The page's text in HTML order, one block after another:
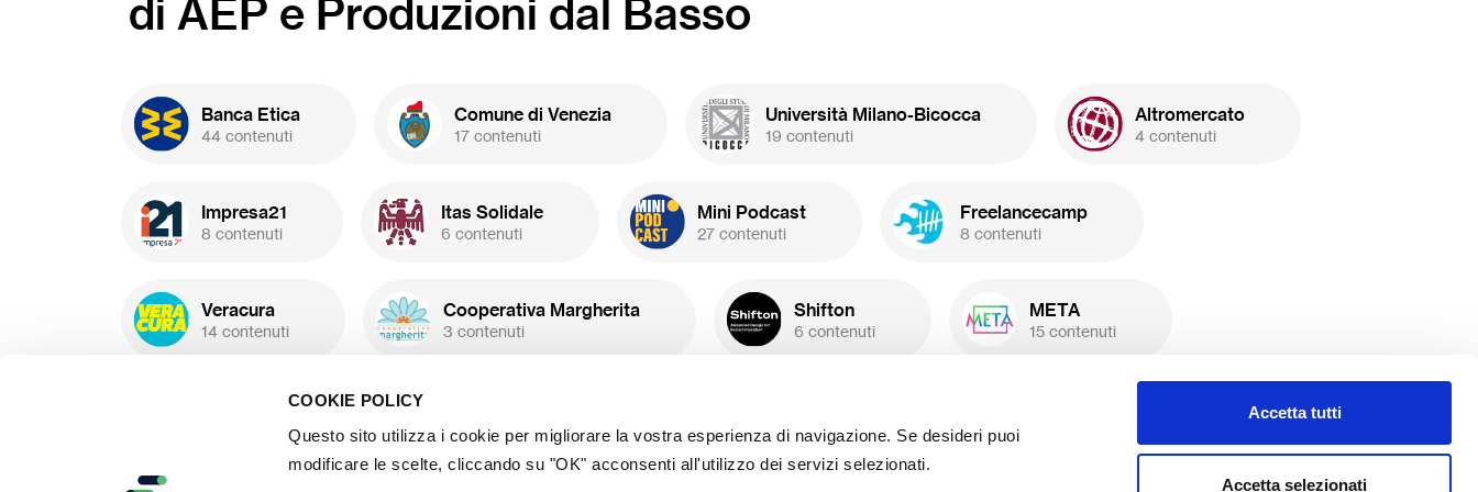
COOKIE POLICY
Questo sito utilizza i cookie per migliorare la vostra esperienza di navigazione. Se desideri puoi
modificare le scelte, cliccando su "OK" acconsenti all'utilizzo dei servizi selezionati.
Accetta tutti
Accetta selezionati
del cofinanziamento a fondo
di AEP e Produzioni dal Basso
Banca Etica
44 contenuti
Comune di Venezia
17 contenuti
Università Milano-Bicocca
19 contenuti
Altromercato
4 contenuti
Impresa21
8 contenuti
Itas Solidale
6 contenuti
Mini Podcast
27 contenuti
Freelancecamp
8 contenuti
Veracura
14 contenuti
Cooperativa Margherita
3 contenuti
Shifton
6 contenuti
META
15 contenuti
Scenari Fintech
3 contenuti 1 contenuto 3 contenuti